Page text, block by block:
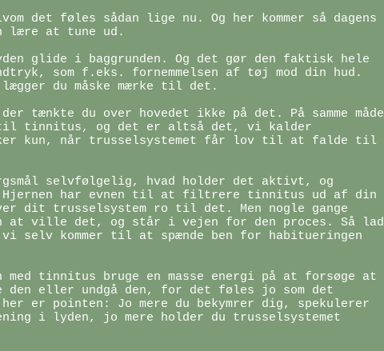
det føles sådan lige nu. Og her kommer så dagens
lære at tune ud.
glide i baggrunden. Og det gør den faktisk hele
som f.eks. fornemmelsen af tøj mod din hud.
du måske mærke til det.
tænkte du over hovedet ikke på det. På samme måde
til tinnitus, og det er altså det, vi kalder
kun, når trusselsystemet får lov til at falde til
selvfølgelig, hvad holder det aktivt, og
Hjernen har evnen til at filtrere tinnitus ud af din
dit trusselsystem ro til det. Men nogle gange
at ville det, og står i vejen for den proces. Så lad
selv kommer til at spænde ben for habitueringen
tinnitus bruge en masse energi på at forsøge at
eller undgå den, for det føles jo som det
er pointen: Jo mere du bekymrer dig, spekulerer
i lyden, jo mere holder du trusselsystemet